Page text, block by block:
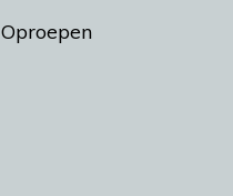
Oproepen